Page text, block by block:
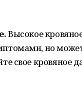
Высокое
но
свое кровяное